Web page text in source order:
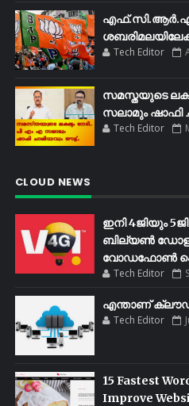
Tech Editor
സമസ്തയുടെ
സലാമും ഷാഫി
Tech Editor
CLOUD NEWS
ഇനി 4ജിയും
ബില്യണ്‍
വോഡഫോണ്‍
Tech Editor
എന്താണ് ക്ലൗഡ്
Tech Editor
15 Fastest
Improve